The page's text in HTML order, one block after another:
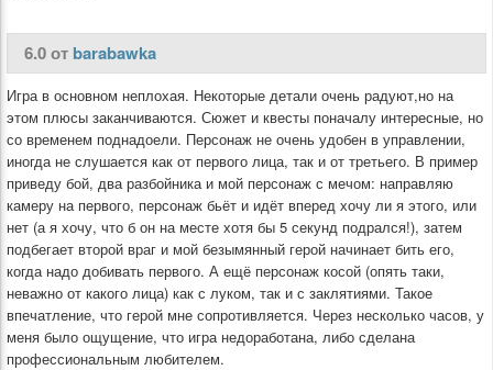
6.0 от barabawka
Игра в основном неплохая. Некоторые детали очень радуют,но на
этом плюсы заканчиваются. Сюжет и квесты поначалу интересные, но
со временем поднадоели. Персонаж не очень удобен в управлении,
иногда не слушается как от первого лица, так и от третьего. В пример
приведу бой, два разбойника и мой персонаж с мечом: направляю
камеру на первого, персонаж бьёт и идёт вперед хочу ли я этого, или
нет (а я хочу, что б он на месте хотя бы 5 секунд подрался!), затем
подбегает второй враг и мой безымянный герой начинает бить его,
когда надо добивать первого. А ещё персонаж косой (опять таки,
неважно от какого лица) как с луком, так и с заклятиями. Такое
впечатление, что герой мне сопротивляется. Через несколько часов, у
меня было ощущение, что игра недоработана, либо сделана
профессиональным любителем.